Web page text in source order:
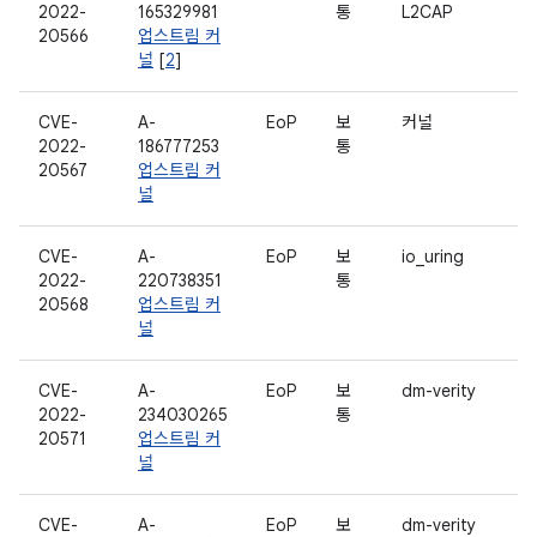
2022-
20566
165329981
업스트림 커
널 [2]
통
L2CAP
CVE-
2022-
20567
A-
186777253
업스트림 커
널
EoP
보
통
커널
CVE-
2022-
20568
A-
220738351
업스트림 커
널
EoP
보
통
io_uring
CVE-
2022-
20571
A-
234030265
업스트림 커
널
EoP
보
통
dm-verity
CVE-
A-
EoP
보
dm-verity